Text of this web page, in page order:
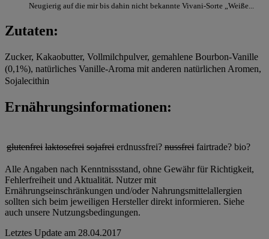
Neugierig auf die mir bis dahin nicht bekannte Vivani-Sorte „Weiße...
Zutaten:
Zucker, Kakaobutter, Vollmilchpulver, gemahlene Bourbon-Vanille
(0,1%), natürliches Vanille-Aroma mit anderen natürlichen Aromen,
Sojalecithin
Ernährungsinformationen:
glutenfrei laktosefrei sojafrei erdnussfrei? nussfrei fairtrade? bio?
Alle Angaben nach Kenntnissstand, ohne Gewähr für Richtigkeit,
Fehlerfreiheit und Aktualität. Nutzer mit
Ernährungseinschränkungen und/oder Nahrungsmittelallergien
sollten sich beim jeweiligen Hersteller direkt informieren. Siehe
auch unsere Nutzungsbedingungen.
Letztes Update am 28.04.2017